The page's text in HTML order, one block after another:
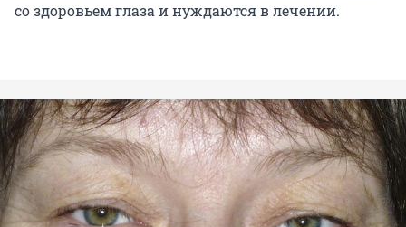
со здоровьем глаза и нуждаются в лечении.